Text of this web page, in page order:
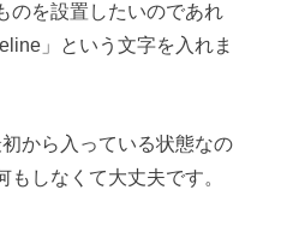
のを設置したいのであれ
」という文字を入れま
から入っている状態なの
しなくて大丈夫です。